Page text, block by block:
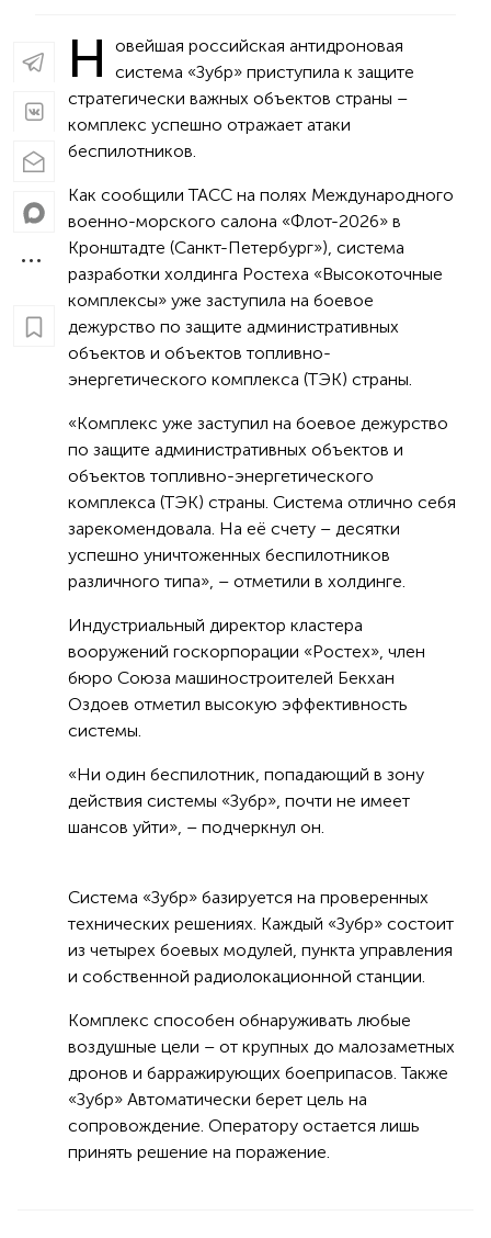
Н
овейшая российская антидроновая
система «Зубр» приступила к защите
стратегически важных объектов страны –
комплекс успешно отражает атаки
беспилотников.
Как сообщили ТАСС на полях Международного
военно-морского салона «Флот-2026» в
Кронштадте (Санкт-Петербург»), система
разработки холдинга Ростеха «Высокоточные
комплексы» уже заступила на боевое
дежурство по защите административных
объектов и объектов топливно-
энергетического комплекса (ТЭК) страны.
«Комплекс уже заступил на боевое дежурство
по защите административных объектов и
объектов топливно-энергетического
комплекса (ТЭК) страны. Система отлично себя
зарекомендовала. На её счету – десятки
успешно уничтоженных беспилотников
различного типа», – отметили в холдинге.
Индустриальный директор кластера
вооружений госкорпорации «Ростех», член
бюро Союза машиностроителей Бекхан
Оздоев отметил высокую эффективность
системы.
«Ни один беспилотник, попадающий в зону
действия системы «Зубр», почти не имеет
шансов уйти», – подчеркнул он.
Система «Зубр» базируется на проверенных
технических решениях. Каждый «Зубр» состоит
из четырех боевых модулей, пункта управления
и собственной радиолокационной станции.
Комплекс способен обнаруживать любые
воздушные цели – от крупных до малозаметных
дронов и барражирующих боеприпасов. Также
«Зубр» Автоматически берет цель на
сопровождение. Оператору остается лишь
принять решение на поражение.